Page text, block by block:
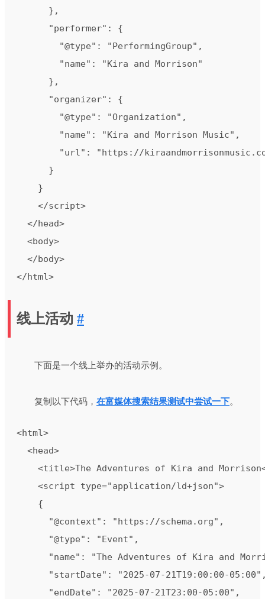
},
"performer": {
"@type": "PerformingGroup",
"name": "Kira and Morrison"
},
"organizer": {
"@type": "Organization",
"name": "Kira and Morrison Music",
"url": "https://
}
}
</script>
</head>
<body>
</body>
</html>
线上活动 #
下面是一个线上举办的活动示例。
复制以下代码， 在富媒体搜索结果测试中尝试一下。
<html>
<head>
<title>The Adventures of Kira and
<script type="application/ld+json">
{
"@context": "https://schema.org",
"@type": "Event",
"name": "The Adventures of Kira and
"startDate": "2025-07-21T19:00:00-
"endDate": "2025-07-21T23:00-05:00",